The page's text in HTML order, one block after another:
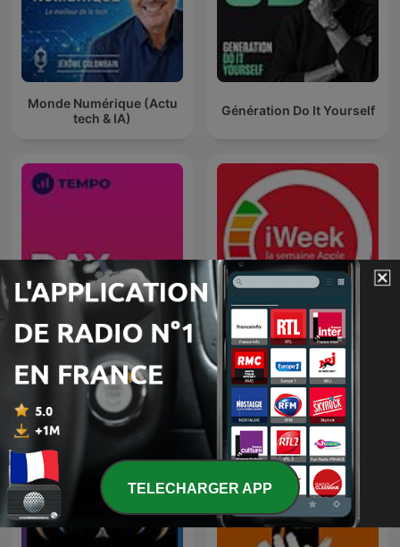
Monde Numérique (Actu
tech & IA)
Génération Do It Yourself
Day by Day iWeek (la semaine Apple)
Podcasts internationaux Technologie
TELECHARGER APP